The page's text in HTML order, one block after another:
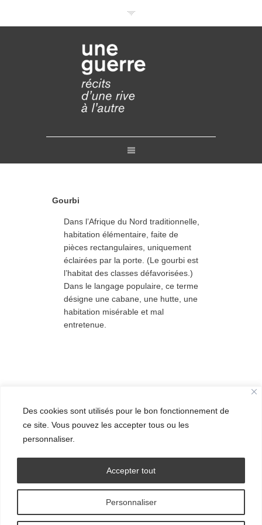
Des cookies sont utilisés pour le bon fonctionnement de
ce site. Vous pouvez les accepter tous ou les
personnaliser.
Personnaliser
Accepter tout
Conférences en ligne
Pourquoi et comment ?
Retours
Gourbi
Dans l’Afrique du Nord traditionnelle,
habitation élémentaire, faite de
pièces rectangulaires, uniquement
éclairées par la porte. (Le gourbi est
l’habitat des classes défavorisées.)
Dans le langage populaire, ce terme
désigne une cabane, une hutte, une
habitation misérable et mal
entretenue.
© Grand Ensemble - 2016.